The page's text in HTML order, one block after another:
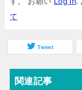
て
Tweet
関連記事